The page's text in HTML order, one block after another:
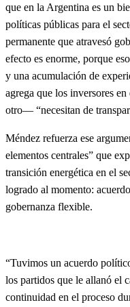
que en la Argentina es un
políticas públicas para el
permanente que atravesó
efecto es enorme, porque
y una acumulación de
agrega que los inversores
otro― “necesitan de
Méndez refuerza ese
elementos centrales” que
transición energética en el
logrado al momento:
gobernanza flexible.
“Tuvimos un acuerdo
los partidos que le allanó el
continuidad en el proceso